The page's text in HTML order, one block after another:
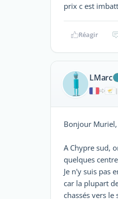
prix c est
Réagir
LMarc
|
Bonjour Muriel,
A Chypre sud,
quelques
Je n'y suis pas
car la plupart
chassés vers